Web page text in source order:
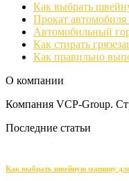
Как выбрать
Прокат
Автомобильный
Как стирать
Как правильно
О компании
Компания VCP-Group.
Последние статьи
Как выбрать швейную машину